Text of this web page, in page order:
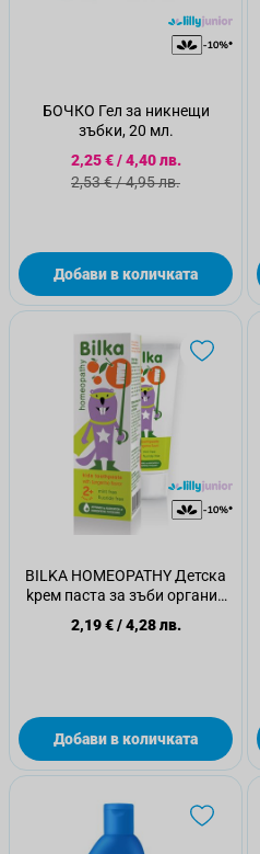
БОЧКО Гел за никнещи
зъбки, 20 мл.
Специална цена
2,25 €/4,40 лв.
Стандартна цена
2,53 €/4,95 лв.
Добави в количката
BILKA HOMEOPATHY Детска
kрем паста за зъби органик
2+ 50 мл
2,19 €/4,28 лв.
Добави в количката